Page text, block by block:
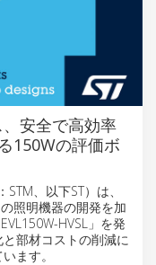
安全で高効率
150Wの評価ボ
、以下ST）は、
照明機器の開発を加
HVSL」を発
部材コストの削減に
ます。